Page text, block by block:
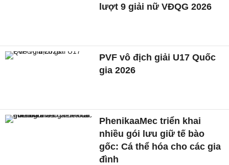
lượt 9 giải nữ VĐQG 2026
PVF vô địch giải U17 Quốc
gia 2026
PhenikaaMec triển khai
nhiều gói lưu giữ tế bào
gốc: Cá thể hóa cho các gia
đình